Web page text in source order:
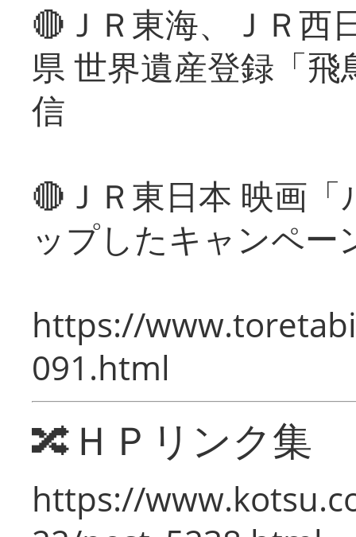
🔴ＪＲ東海、ＪＲ西
県 世界遺産登録「
信
🔴ＪＲ東日本 映画
ップしたキャンペー
https://
091.html
🔀ＨＰリンク集
https://